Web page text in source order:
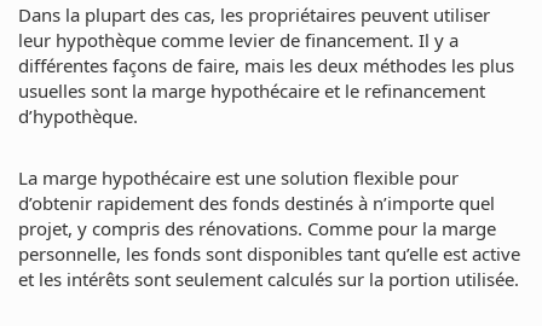
Dans la plupart des cas, les propriétaires peuvent utiliser
leur hypothèque comme levier de financement. Il y a
différentes façons de faire, mais les deux méthodes les plus
usuelles sont la marge hypothécaire et le refinancement
d’hypothèque.
La marge hypothécaire est une solution flexible pour
d’obtenir rapidement des fonds destinés à n’importe quel
projet, y compris des rénovations. Comme pour la marge
personnelle, les fonds sont disponibles tant qu’elle est active
et les intérêts sont seulement calculés sur la portion utilisée.